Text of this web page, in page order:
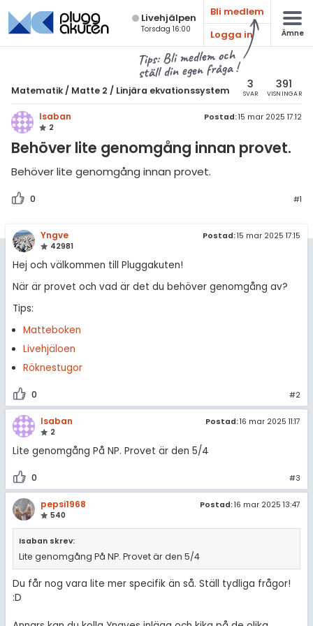
Live­hjälpen
Torsdag 16:00
Bli medlem
Logga in
Ämne
Tips: Bli medlem och
ställ din egen fråga !
Matematik / Matte 2 / Linjära ekvationssystem 3
SVAR
391
VISNINGAR
Isaban
2
Postad:15 mar 2025 17:12
Behöver lite genomgång innan provet.
Behöver lite genomgång innan provet.
0 #1
Yngve
42981
Postad:15 mar 2025 17:15
Hej och välkommen till Pluggakuten!
När är provet och vad är det du behöver genomgång av?
Tips:
Matteboken
Livehjäloen
Röknestugor
0 #2
Isaban
2
Postad:16 mar 2025 11:17
Lite genomgång På NP. Provet är den 5/4
0 #3
pepsi1968
540
Postad:16 mar 2025 13:47
Isaban skrev:
Lite genomgång På NP. Provet är den 5/4
Du får nog vara lite mer specifik än så. Ställ tydliga frågor!
:D
Alla ämnen
Alla trådar
7
1
2
Matematik
Matte 2
Linjära ekvationssystem
Logik och geometri
Logaritmer
Regler
För lärare
Om Pluggakuten
Cookie-inställningar
3
4
5
(mattedelen)
diskussioner
& Bygg
språk
ämnen
diskussioner